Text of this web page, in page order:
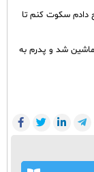
دادم سکوت کنم تا
ماشین شد و پدرم به